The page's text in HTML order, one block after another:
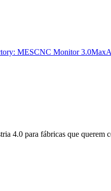
MESCNC Monitor 3.0
4.0 para fábricas que querem